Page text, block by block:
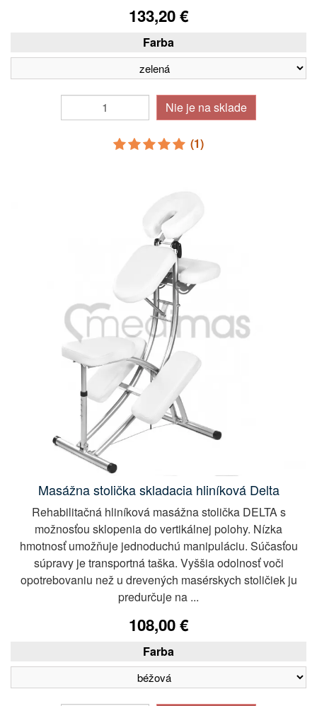
133,20 €
Farba
Nie je na sklade
(1)
Masážna stolička skladacia hliníková Delta
Rehabilitačná hliníková masážna stolička DELTA s
možnosťou sklopenia do vertikálnej polohy. Nízka
hmotnosť umožňuje jednoduchú manipuláciu. Súčasťou
súpravy je transportná taška. Vyššia odolnosť voči
opotrebovaniu než u drevených masérskych stoličiek ju
predurčuje na ...
108,00 €
Farba